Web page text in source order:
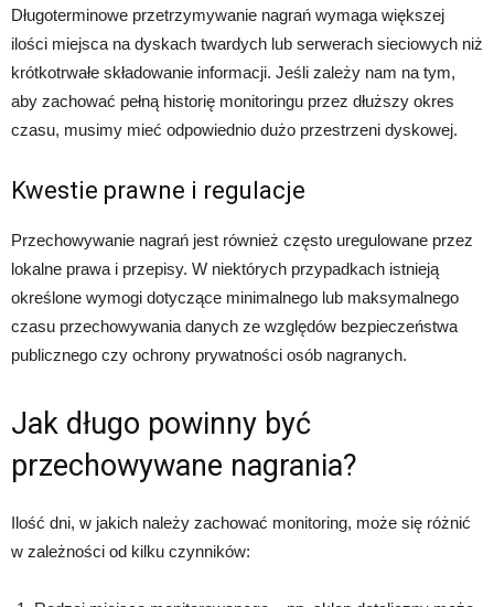
Długoterminowe przetrzymywanie nagrań wymaga większej
ilości miejsca na dyskach twardych lub serwerach sieciowych niż
krótkotrwałe składowanie informacji. Jeśli zależy nam na tym,
aby zachować pełną historię monitoringu przez dłuższy okres
czasu, musimy mieć odpowiednio dużo przestrzeni dyskowej.
Kwestie prawne i regulacje
Przechowywanie nagrań jest również często uregulowane przez
lokalne prawa i przepisy. W niektórych przypadkach istnieją
określone wymogi dotyczące minimalnego lub maksymalnego
czasu przechowywania danych ze względów bezpieczeństwa
publicznego czy ochrony prywatności osób nagranych.
Jak długo powinny być
przechowywane nagrania?
Ilość dni, w jakich należy zachować monitoring, może się różnić
w zależności od kilku czynników: